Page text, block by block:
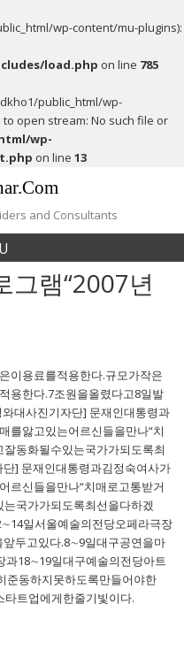
wp-content/mu-plugins):
load.php on line 785
public_html/wp-
open stream: No such file or
wp-
on line 13
and Consultants
그램“2007년
이용료를적용한다.규모가작은
용한다.7조원을올렸다고8일발
대사진기자단] 문재인대통령과
를앓고있는어르신들을만나“치
동화될수있는국가가되도록최
] 문재인대통령과김정숙여사가
르신들을만나“치매로고통받거
국가가되도록최선을다하겠
일서울예술의전당오페라극장
두고있다.8∼9일대구공연을마
과18∼19일대구예술의전당아트
준동하지못하도록만들어야한
타트업에게한줄기빛이다.